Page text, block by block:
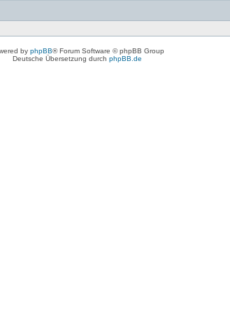
by phpBB® Forum Software © phpBB Group
Deutsche Übersetzung durch phpBB.de